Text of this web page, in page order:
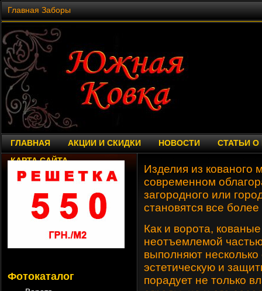
Главная Заборы
ГЛАВНАЯ АКЦИИ И СКИДКИ НОВОСТИ
СТАТЬИ О
КАРТА САЙТА
Фотокаталог
Изделия из кованого
современном
загородного или
становятся все
Как и ворота,
неотъемлемой
выполняют
эстетическую и
порадует не только